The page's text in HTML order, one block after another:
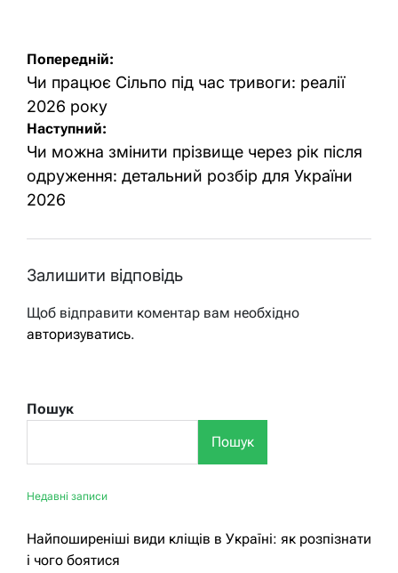
Навігація
записів
Попередній:
Чи працює Сільпо під час тривоги: реалії
2026 року
Наступний:
Чи можна змінити прізвище через рік після
одруження: детальний розбір для України
2026
Залишити відповідь
Щоб відправити коментар вам необхідно
авторизуватись.
Пошук
Пошук
Недавні записи
Найпоширеніші види кліщів в Україні: як розпізнати
і чого боятися